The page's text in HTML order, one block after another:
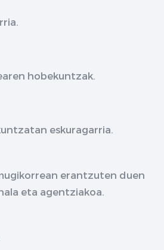
hobekuntzak.
eskuragarria.
erantzuten duen
eta agentziakoa.